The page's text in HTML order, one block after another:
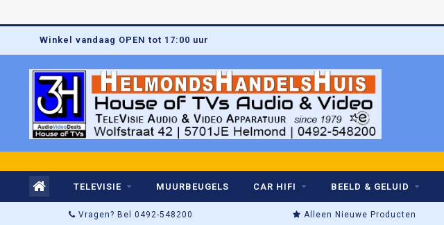
Winkel vandaag OPEN tot 17:00 uur
TELEVISIE MUURBEUGELS CAR HIFI BEELD & GELUID
Vragen? Bel 0492-548200 Alleen Nieuwe Producten